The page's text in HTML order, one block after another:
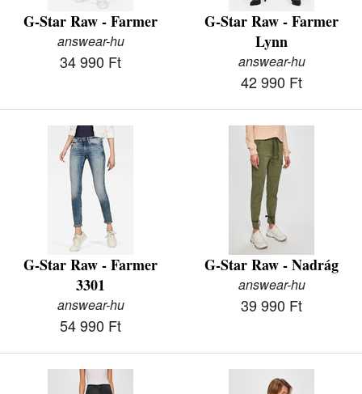
G-Star Raw - Farmer
answear-hu
34 990 Ft
G-Star Raw - Farmer
Lynn
answear-hu
42 990 Ft
G-Star Raw - Farmer
3301
answear-hu
54 990 Ft
G-Star Raw - Nadrág
answear-hu
39 990 Ft